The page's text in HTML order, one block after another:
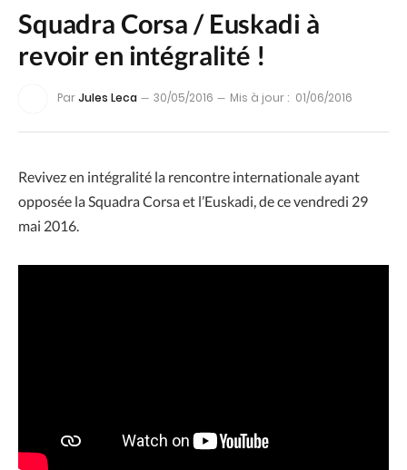
Squadra Corsa / Euskadi à
revoir en intégralité !
ParJules Leca 30/05/2016 Mis à jour : 01/06/2016
Revivez en intégralité la rencontre internationale ayant
opposée la Squadra Corsa et l’Euskadi, de ce vendredi 29
mai 2016.